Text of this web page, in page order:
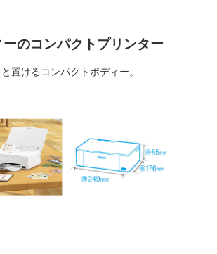
のコンパクトプリンター
置けるコンパクトボディー。